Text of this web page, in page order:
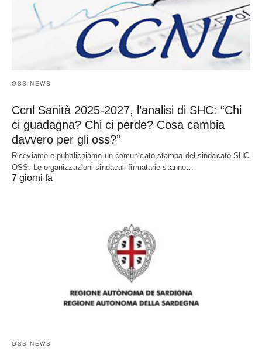
OSS NEWS
Ccnl Sanità 2025-2027, l’analisi di SHC: “Chi
ci guadagna? Chi ci perde? Cosa cambia
davvero per gli oss?”
Riceviamo e pubblichiamo un comunicato stampa del sindacato SHC
OSS. Le organizzazioni sindacali firmatarie stanno…
7 giorni fa
OSS NEWS